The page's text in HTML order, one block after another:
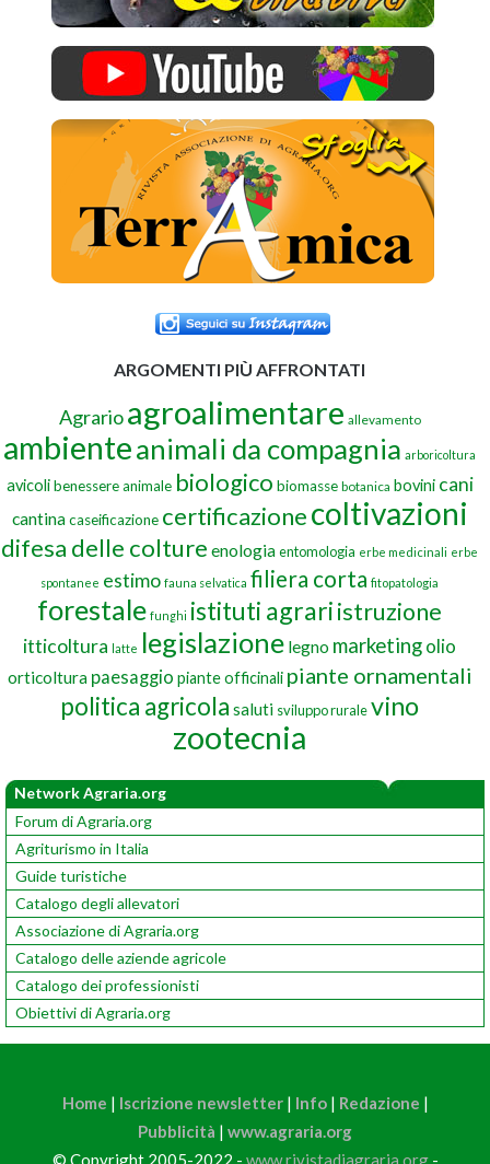
ARGOMENTI PIÙ AFFRONTATI
Agrario agroalimentare allevamento
ambienteanimali da compagnia arboricoltura
avicoli benessere animale biologico biomasse botanica bovini cani
cantina caseificazione certificazionecoltivazioni
difesa delle colture enologiaentomologia erbe medicinali erbe
spontanee estimo fauna selvatica filiera corta fitopatologia
forestale funghi istituti agrariistruzione
itticoltura latte legislazione legno marketingolio
orticoltura paesaggio piante officinali piante ornamentali
politica agricola saluti sviluppo ruralevino
zootecnia
Network Agraria.org
Forum di Agraria.org
Agriturismo in Italia
Guide turistiche
Catalogo degli allevatori
Associazione di Agraria.org
Catalogo delle aziende agricole
Catalogo dei professionisti
Obiettivi di Agraria.org
Home | Iscrizione newsletter| Info| Redazione |
Pubblicità | www.agraria.org
© Copyright 2005-2022 - www.rivistadiagraria.org-